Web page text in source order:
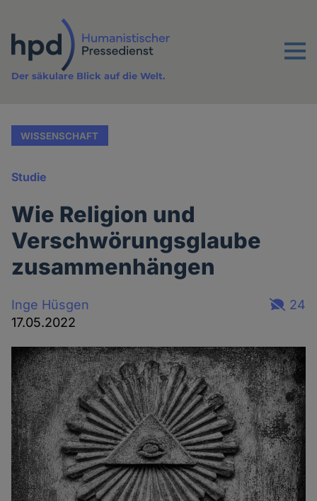
Inhalt
Menu
Der säkulare Blick auf die Welt.
WISSENSCHAFT
Studie
Wie Religion und
Verschwörungsglaube
zusammenhängen
Inge Hüsgen
17.05.2022
24